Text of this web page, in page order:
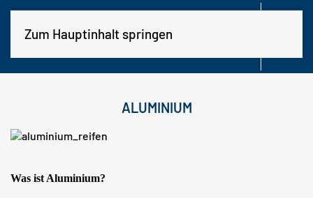
Zum Hauptinhalt springen
ALUMINIUM
Was ist Aluminium?